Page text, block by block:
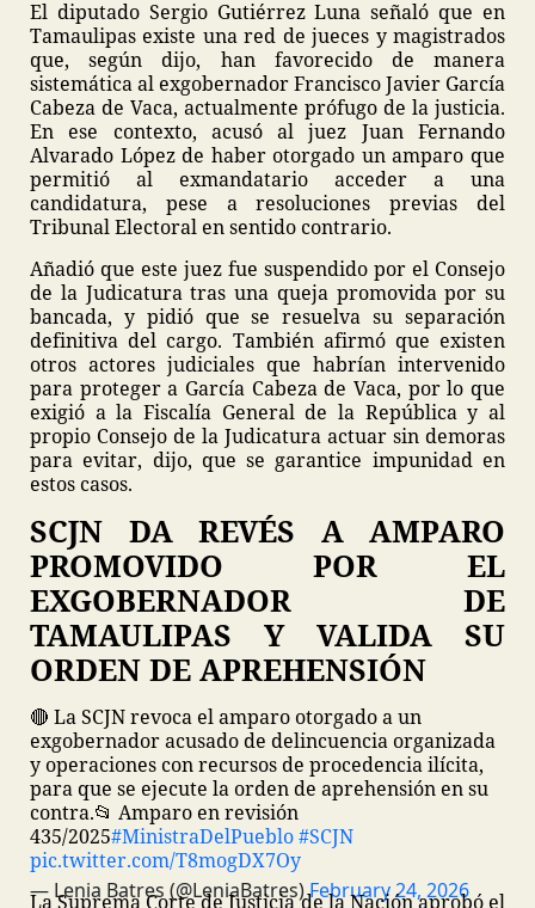
El diputado Sergio Gutiérrez Luna señaló que en
Tamaulipas existe una red de jueces y magistrados
que, según dijo, han favorecido de manera
sistemática al exgobernador Francisco Javier García
Cabeza de Vaca, actualmente prófugo de la justicia.
En ese contexto, acusó al juez Juan Fernando
Alvarado López de haber otorgado un amparo que
permitió al exmandatario acceder a una
candidatura, pese a resoluciones previas del
Tribunal Electoral en sentido contrario.
Añadió que este juez fue suspendido por el Consejo
de la Judicatura tras una queja promovida por su
bancada, y pidió que se resuelva su separación
definitiva del cargo. También afirmó que existen
otros actores judiciales que habrían intervenido
para proteger a García Cabeza de Vaca, por lo que
exigió a la Fiscalía General de la República y al
propio Consejo de la Judicatura actuar sin demoras
para evitar, dijo, que se garantice impunidad en
estos casos.
SCJN DA REVÉS A AMPARO
PROMOVIDO POR EL
EXGOBERNADOR DE
TAMAULIPAS Y VALIDA SU
ORDEN DE APREHENSIÓN
🔴 La SCJN revoca el amparo otorgado a un
exgobernador acusado de delincuencia organizada
y operaciones con recursos de procedencia ilícita,
para que se ejecute la orden de aprehensión en su
contra.📂 Amparo en revisión
435/2025#MinistraDelPueblo#SCJN
pic.twitter.com/T8mogDX7Oy
— Lenia Batres (@LeniaBatres)February 24, 2026
La Suprema Corte de Justicia de la Nación aprobó el